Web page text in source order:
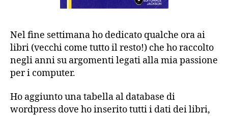
Nel fine settimana ho dedicato qualche ora ai
libri (vecchi come tutto il resto!) che ho raccolto
negli anni su argomenti legati alla mia passione
per i computer.
Ho aggiunto una tabella al database di
wordpress dove ho inserito tutti i dati dei libri,